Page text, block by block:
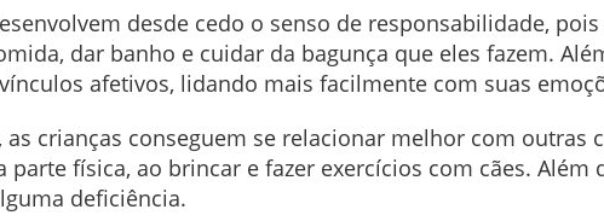
desde cedo o senso de responsabilidade,
dar banho e cuidar da bagunça que eles fazem.
afetivos, lidando mais facilmente com suas
crianças conseguem se relacionar melhor com outras
física, ao brincar e fazer exercícios com cães. Além
deficiência.